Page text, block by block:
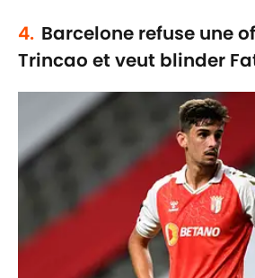
4. Barcelone refuse une
Trincao et veut blinder